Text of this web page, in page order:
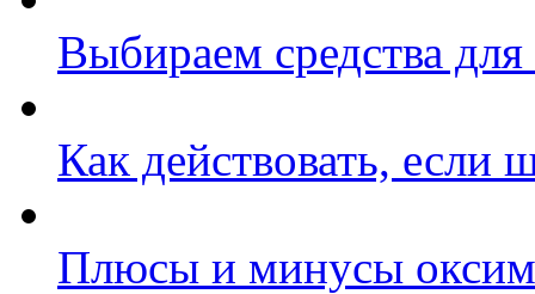
Выбираем средства
Как действовать, если
Плюсы и минусы